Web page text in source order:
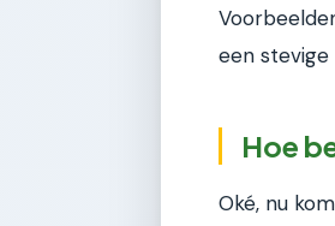
een stevige
Hoe
Oké, nu